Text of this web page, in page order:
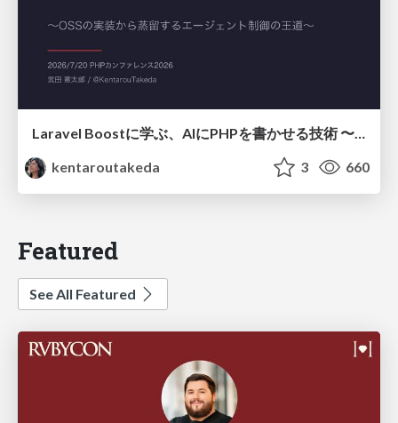
Laravel Boostに学ぶ、AIにPHPを書かせる技術 〜OSSの実装から蒸留するエージェント制御の王道〜
kentaroutakeda
3 660
Featured
See All Featured